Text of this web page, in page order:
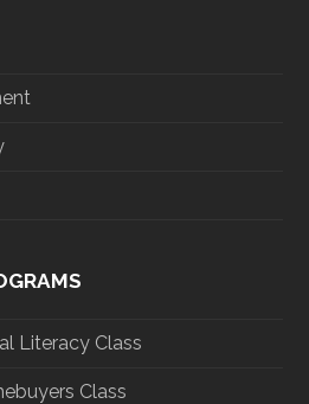
Literacy Class
Class